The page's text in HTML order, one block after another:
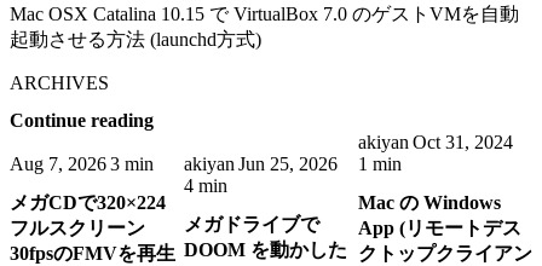
Mac OSX Catalina 10.15 で VirtualBox 7.0 のゲストVMを自動
起動させる方法 (launchd方式)
ARCHIVES
Continue reading
Aug 7, 20263 min
メガCDで320×224
フルスクリーン
30fpsのFMVを再生
akiyan Jun 25, 2026
4 min
メガドライブで
DOOM を動かした
akiyan Oct 31, 2024
1 min
Mac の Windows
App (リモートデス
クトップクライアン